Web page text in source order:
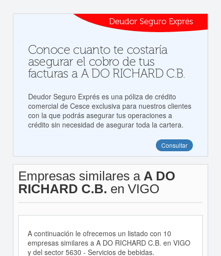
Deudor Seguro Exprés
Conoce cuanto te costaría
asegurar el cobro de tus
facturas a A DO RICHARD C.B.
Deudor Seguro Exprés es una póliza de crédito
comercial de Cesce exclusiva para nuestros clientes
con la que podrás asegurar tus operaciones a
crédito sin necesidad de asegurar toda la cartera.
Consultar
Empresas similares a A DO
RICHARD C.B. en VIGO
A continuación le ofrecemos un listado con 10
empresas similares a A DO RICHARD C.B. en VIGO
y del sector 5630 - Servicios de bebidas.